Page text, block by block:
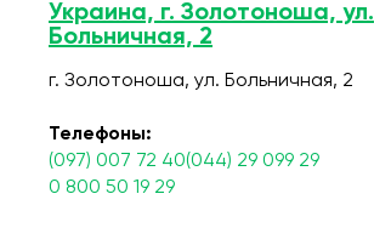
Украина, г. Золотоноша, ул.
Больничная, 2
г. Золотоноша, ул. Больничная, 2
Телефоны:
(097) 007 72 40(044) 29 099 29
0 800 50 19 29